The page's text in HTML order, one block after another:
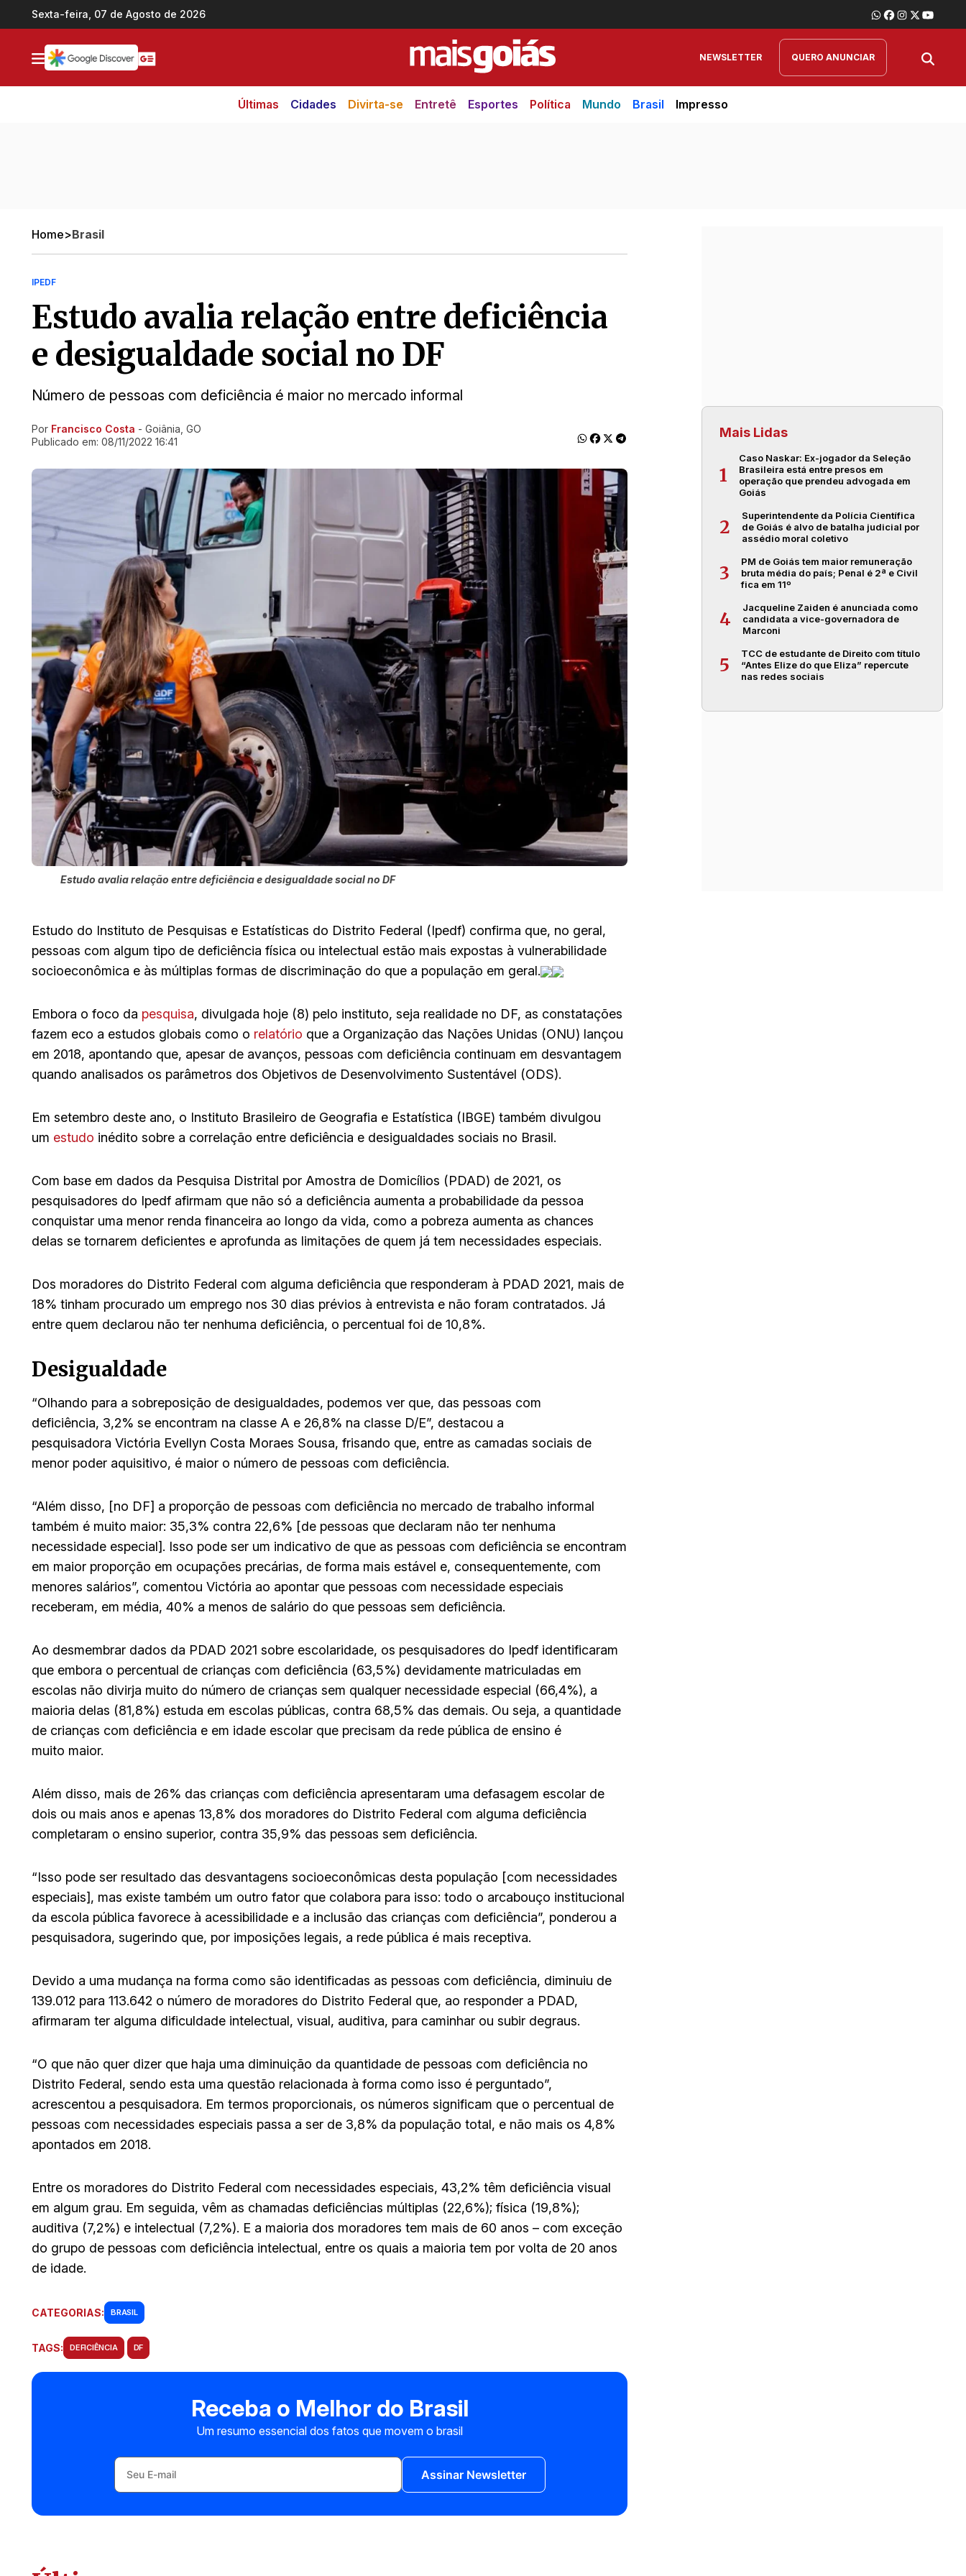
Ir direto pro conteúdo
Sexta-feira, 07 de Agosto de 2026
NEWSLETTER QUERO ANUNCIAR
Últimas Cidades Divirta-se Entretê Esportes Política Mundo Brasil Impresso
Home>Brasil
IPEDF
Estudo avalia relação entre deficiência
e desigualdade social no DF
Número de pessoas com deficiência é maior no mercado informal
Ir direto pra matéria
Por Francisco Costa - Goiânia, GO
Publicado em: 08/11/2022 16:41
Estudo avalia relação entre deficiência e desigualdade social no DF
Estudo do Instituto de Pesquisas e Estatísticas do Distrito Federal (Ipedf) confirma que, no geral,
pessoas com algum tipo de deficiência física ou intelectual estão mais expostas à vulnerabilidade
socioeconômica e às múltiplas formas de discriminação do que a população em geral.
Embora o foco da pesquisa, divulgada hoje (8) pelo instituto, seja realidade no DF, as constatações
fazem eco a estudos globais como o relatório que a Organização das Nações Unidas (ONU) lançou
em 2018, apontando que, apesar de avanços, pessoas com deficiência continuam em desvantagem
quando analisados os parâmetros dos Objetivos de Desenvolvimento Sustentável (ODS).
Em setembro deste ano, o Instituto Brasileiro de Geografia e Estatística (IBGE) também divulgou
um estudo inédito sobre a correlação entre deficiência e desigualdades sociais no Brasil.
Com base em dados da Pesquisa Distrital por Amostra de Domicílios (PDAD) de 2021, os
pesquisadores do Ipedf afirmam que não só a deficiência aumenta a probabilidade da pessoa
conquistar uma menor renda financeira ao longo da vida, como a pobreza aumenta as chances
delas se tornarem deficientes e aprofunda as limitações de quem já tem necessidades especiais.
Dos moradores do Distrito Federal com alguma deficiência que responderam à PDAD 2021, mais de
18% tinham procurado um emprego nos 30 dias prévios à entrevista e não foram contratados. Já
entre quem declarou não ter nenhuma deficiência, o percentual foi de 10,8%.
Desigualdade
“Olhando para a sobreposição de desigualdades, podemos ver que, das pessoas com
deficiência, 3,2% se encontram na classe A e 26,8% na classe D/E”, destacou a
pesquisadora Victória Evellyn Costa Moraes Sousa, frisando que, entre as camadas sociais de
menor poder aquisitivo, é maior o número de pessoas com deficiência.
“Além disso, [no DF] a proporção de pessoas com deficiência no mercado de trabalho informal
também é muito maior: 35,3% contra 22,6% [de pessoas que declaram não ter nenhuma
necessidade especial]. Isso pode ser um indicativo de que as pessoas com deficiência se encontram
em maior proporção em ocupações precárias, de forma mais estável e, consequentemente, com
menores salários”, comentou Victória ao apontar que pessoas com necessidade especiais
receberam, em média, 40% a menos de salário do que pessoas sem deficiência.
Ao desmembrar dados da PDAD 2021 sobre escolaridade, os pesquisadores do Ipedf identificaram
que embora o percentual de crianças com deficiência (63,5%) devidamente matriculadas em
escolas não divirja muito do número de crianças sem qualquer necessidade especial (66,4%), a
maioria delas (81,8%) estuda em escolas públicas, contra 68,5% das demais. Ou seja, a quantidade
de crianças com deficiência e em idade escolar que precisam da rede pública de ensino é
muito maior.
Além disso, mais de 26% das crianças com deficiência apresentaram uma defasagem escolar de
dois ou mais anos e apenas 13,8% dos moradores do Distrito Federal com alguma deficiência
completaram o ensino superior, contra 35,9% das pessoas sem deficiência.
“Isso pode ser resultado das desvantagens socioeconômicas desta população [com necessidades
especiais], mas existe também um outro fator que colabora para isso: todo o arcabouço institucional
da escola pública favorece à acessibilidade e a inclusão das crianças com deficiência”, ponderou a
pesquisadora, sugerindo que, por imposições legais, a rede pública é mais receptiva.
Devido a uma mudança na forma como são identificadas as pessoas com deficiência, diminuiu de
139.012 para 113.642 o número de moradores do Distrito Federal que, ao responder a PDAD,
afirmaram ter alguma dificuldade intelectual, visual, auditiva, para caminhar ou subir degraus.
“O que não quer dizer que haja uma diminuição da quantidade de pessoas com deficiência no
Distrito Federal, sendo esta uma questão relacionada à forma como isso é perguntado”,
acrescentou a pesquisadora. Em termos proporcionais, os números significam que o percentual de
pessoas com necessidades especiais passa a ser de 3,8% da população total, e não mais os 4,8%
apontados em 2018.
Entre os moradores do Distrito Federal com necessidades especiais, 43,2% têm deficiência visual
em algum grau. Em seguida, vêm as chamadas deficiências múltiplas (22,6%); física (19,8%);
auditiva (7,2%) e intelectual (7,2%). E a maioria dos moradores tem mais de 60 anos – com exceção
do grupo de pessoas com deficiência intelectual, entre os quais a maioria tem por volta de 20 anos
de idade.
CATEGORIAS: BRASIL
TAGS: DEFICIÊNCIA DF
Receba o Melhor do Brasil
Um resumo essencial dos fatos que movem o brasil
Assinar Newsletter
Mais Lidas
1
Caso Naskar: Ex-jogador da Seleção
Brasileira está entre presos em
operação que prendeu advogada em
Goiás
2
Superintendente da Polícia Científica
de Goiás é alvo de batalha judicial por
assédio moral coletivo
3
PM de Goiás tem maior remuneração
bruta média do país; Penal é 2ª e Civil
fica em 11º
4
Jacqueline Zaiden é anunciada como
candidata a vice-governadora de
Marconi
5
TCC de estudante de Direito com título
“Antes Elize do que Eliza” repercute
nas redes sociais